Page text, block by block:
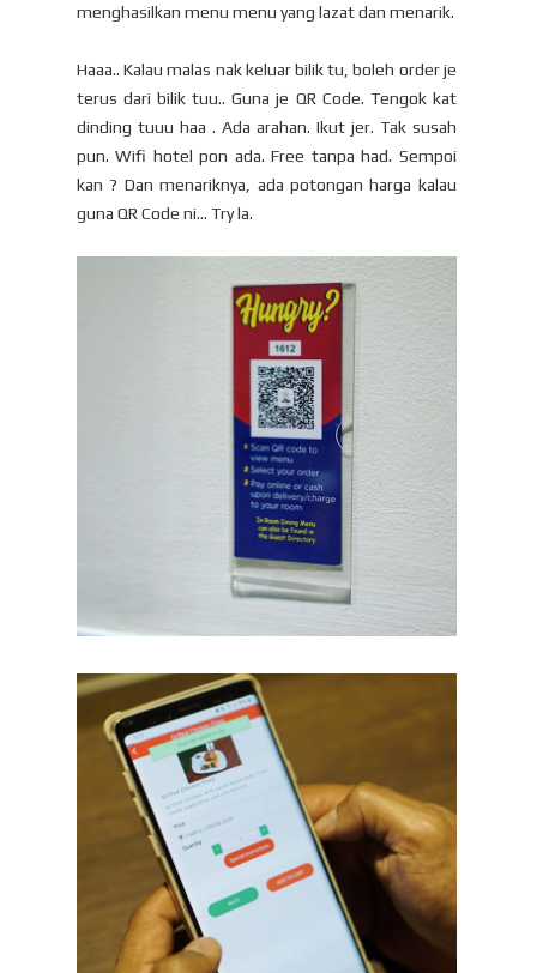
menghasilkan menu menu yang lazat dan menarik.
Haaa.. Kalau malas nak keluar bilik tu, boleh order je
terus dari bilik tuu.. Guna je QR Code. Tengok kat
dinding tuuu haa . Ada arahan. Ikut jer. Tak susah
pun. Wifi hotel pon ada. Free tanpa had. Sempoi
kan ? Dan menariknya, ada potongan harga kalau
guna QR Code ni... Try la.